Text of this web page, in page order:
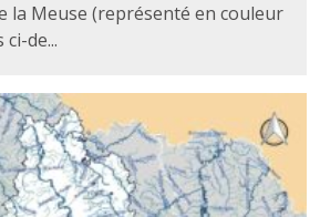
la Meuse (représenté en couleur
de...